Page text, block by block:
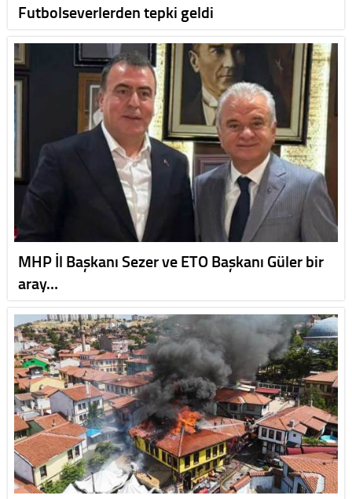
Futbolseverlerden tepki geldi
MHP İl Başkanı Sezer ve ETO Başkanı Güler bir
aray…